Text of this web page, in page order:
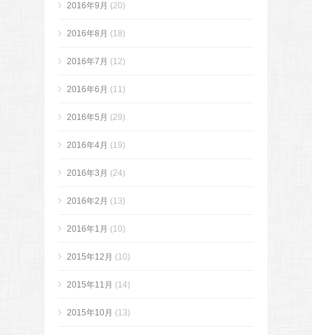
2016年9月 (20)
2016年8月 (18)
2016年7月 (12)
2016年6月 (11)
2016年5月 (29)
2016年4月 (19)
2016年3月 (24)
2016年2月 (13)
2016年1月 (10)
2015年12月 (10)
2015年11月 (14)
2015年10月 (13)